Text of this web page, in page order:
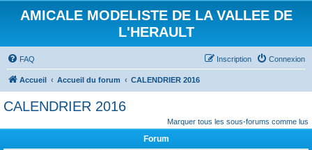
AMICALE MODELISTE DE LA VALLEE DE
L'HERAULT
FAQ Connexion
Inscription
Accueil Accueil du forum CALENDRIER 2016
CALENDRIER 2016
Marquer tous les sous-forums comme lus
Forum